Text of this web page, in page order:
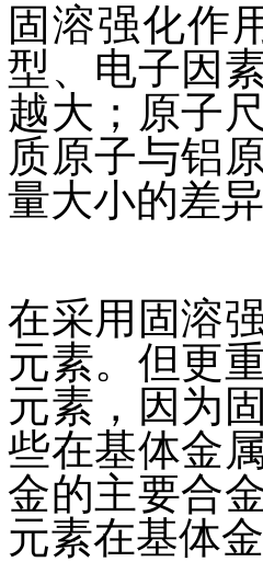
固溶强化作
型、电子因
越大；原子
质原子与铝
量大小的差
在采用固溶
元素。但更
元素，因为
些在基体金
金的主要合
元素在基体